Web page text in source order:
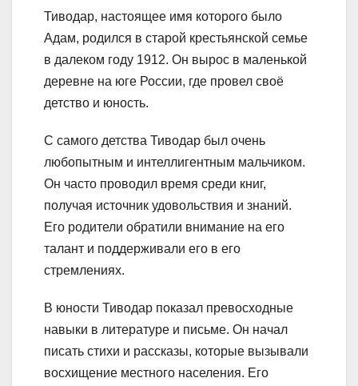
Тиводар, настоящее имя которого было
Адам, родился в старой крестьянской семье
в далеком году 1912. Он вырос в маленькой
деревне на юге России, где провел своё
детство и юность.
С самого детства Тиводар был очень
любопытным и интеллигентным мальчиком.
Он часто проводил время среди книг,
получая источник удовольствия и знаний.
Его родители обратили внимание на его
талант и поддерживали его в его
стремлениях.
В юности Тиводар показал превосходные
навыки в литературе и письме. Он начал
писать стихи и рассказы, которые вызывали
восхищение местного населения. Его